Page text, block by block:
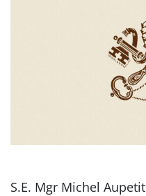
S.E. Mgr Michel Aupetit